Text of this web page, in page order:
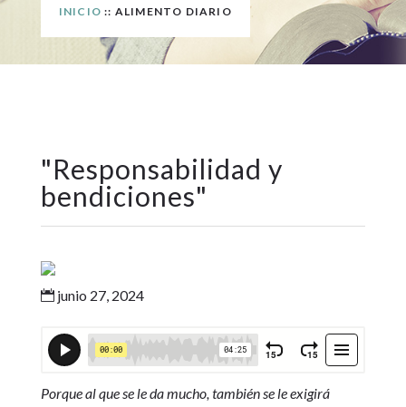
INICIO :: ALIMENTO DIARIO
"Responsabilidad y
bendiciones"
junio 27, 2024
Porque al que se le da mucho, también se le exigirá